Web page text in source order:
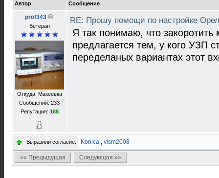
Автор Сообщение
prof343
Ветеран
Откуда: Макеевка
Сообщений: 233
Репутация: 188
RE: Прошу помощи по настройке
Я так понимаю, что
предлагается тем, у кого УЗП
переделаных вариантах этот
Выразили согласие: Konica , vlsm2008
«« Предыдущая Следующая »»